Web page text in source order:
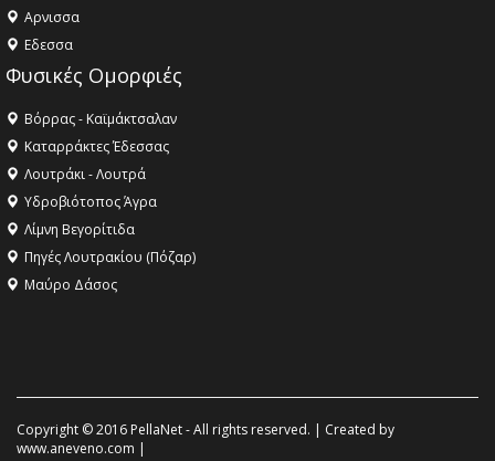
Aρνισσα
Eδεσσα
Φυσικές Ομορφιές
Βόρρας - Καϊμάκτσαλαν
Καταρράκτες Έδεσσας
Λουτράκι - Λουτρά
Υδροβιότοπος Άγρα
Λίμνη Βεγορίτιδα
Πηγές Λουτρακίου (Πόζαρ)
Μαύρο Δάσος
Copyright © 2016 PellaNet - All rights reserved. | Created by
www.aneveno.com |